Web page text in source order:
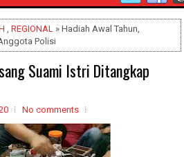
, REGIONAL » Hadiah Awal Tahun,
Polisi
Suami Istri Ditangkap
No comments